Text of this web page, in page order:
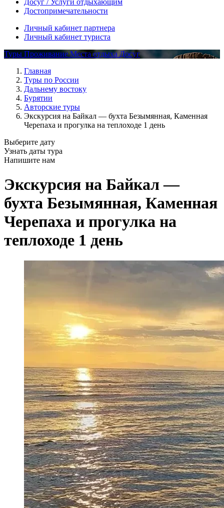
Досуг / Услуги отдыхающим
Достопримечательности
Личный кабинет партнера
Личный кабинет туриста
Туры ПроживаниеМеста отдыха Досуг
Главная
Туры по России
Дальнему востоку
Бурятии
Авторские туры
Экскурсия на Байкал — бухта Безымянная, Каменная
Черепаха и прогулка на теплоходе 1 день
Выберите дату
Узнать даты тура
Напишите нам
Экскурсия на Байкал —
бухта Безымянная, Каменная
Черепаха и прогулка на
теплоходе 1 день